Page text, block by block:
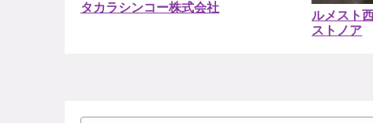
タカラシンコー株式会社
ルメスト
ストノア